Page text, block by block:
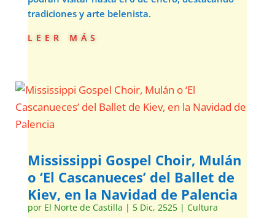
tradiciones y arte belenista.
leer más
Mississippi Gospel Choir, Mulán
o ‘El Cascanueces’ del Ballet de
Kiev, en la Navidad de Palencia
por El Norte de Castilla | 5 Dic, 2525| Cultura